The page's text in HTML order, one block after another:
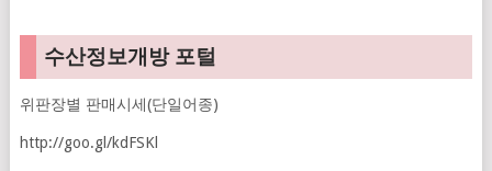
수산정보개방 포털
위판장별 판매시세(단일어종)
http://goo.gl/kdFSKl